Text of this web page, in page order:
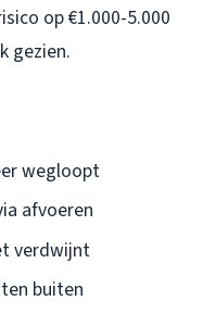
op €1.000-5.000
gezien.
wegloopt
afvoeren
verdwijnt
buiten